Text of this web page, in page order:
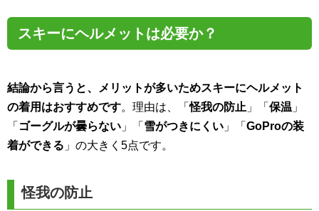
スキーにヘルメットは必要か？
結論から言うと、メリットが多いためスキーにヘルメット
の着用はおすすめです。理由は、「怪我の防止 」「 保温 」
「 ゴーグルが曇らない 」「 雪がつきにくい 」「 GoProの装
着ができる 」の大きく5点です。
怪我の防止